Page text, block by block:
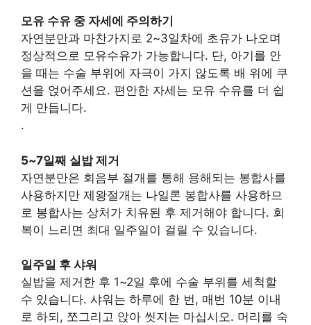
모유 수유 중 자세에 주의하기
자연분만과 마찬가지로 2~3일차에 초유가 나오며
정상적으로 모유수유가 가능합니다. 단, 아기를 안
을 때는 수술 부위에 자극이 가지 않도록 배 위에 쿠
션을 얹어주세요. 편안한 자세는 모유 수유를 더 쉽
게 만듭니다.
.
5~7일째 실밥 제거
자연분만은 회음부 절개를 통해 용해되는 봉합사를
사용하지만 제왕절개는 나일론 봉합사를 사용하므
로 봉합사는 상처가 치유된 후 제거해야 합니다. 회
복이 느리면 최대 일주일이 걸릴 수 있습니다.
일주일 후 샤워
실밥을 제거한 후 1~2일 후에 수술 부위를 세척할
수 있습니다. 샤워는 하루에 한 번, 매번 10분 이내
로 하되, 쪼그리고 앉아 씻지는 마십시오. 머리를 숙